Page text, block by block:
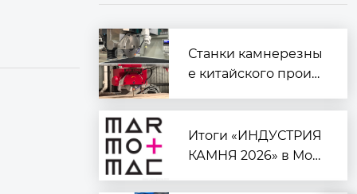
Станки камнерезны
е китайского произ
Итоги «ИНДУСТРИЯ
КАМНЯ 2026» в Мос